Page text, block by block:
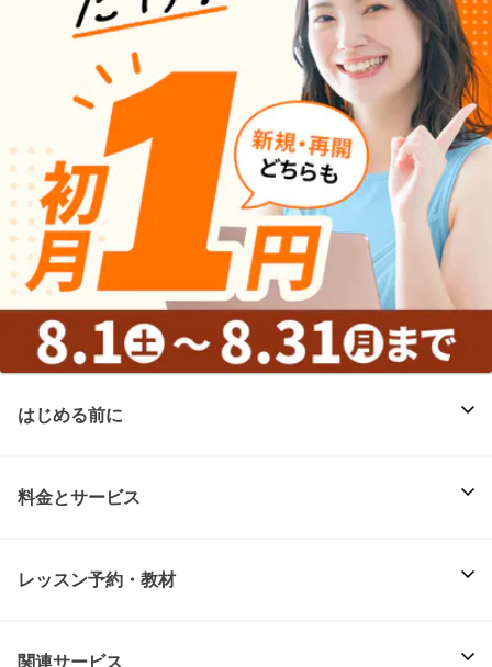
はじめる前に
料金とサービス
レッスン予約・教材
関連サービス